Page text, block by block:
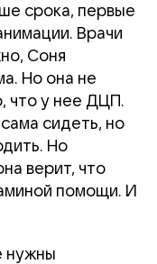
срока, первые
Врачи
Соня
Но она не
что у нее ДЦП.
сидеть, но
Но
верит, что
помощи. И
нужны